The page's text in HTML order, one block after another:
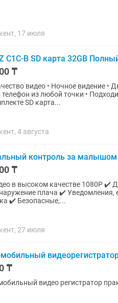
17 июля
C1C-B SD карта 32GB
₸
видео • Ночное видение •
телефон из любой точки •
SD карта...
4 августа
контроль за малышом
₸
в высоком качестве 1080P ✔️
плача ✔️ Уведомления,
✔️ Безопасные,...
27 июля
₸
видео регистратор